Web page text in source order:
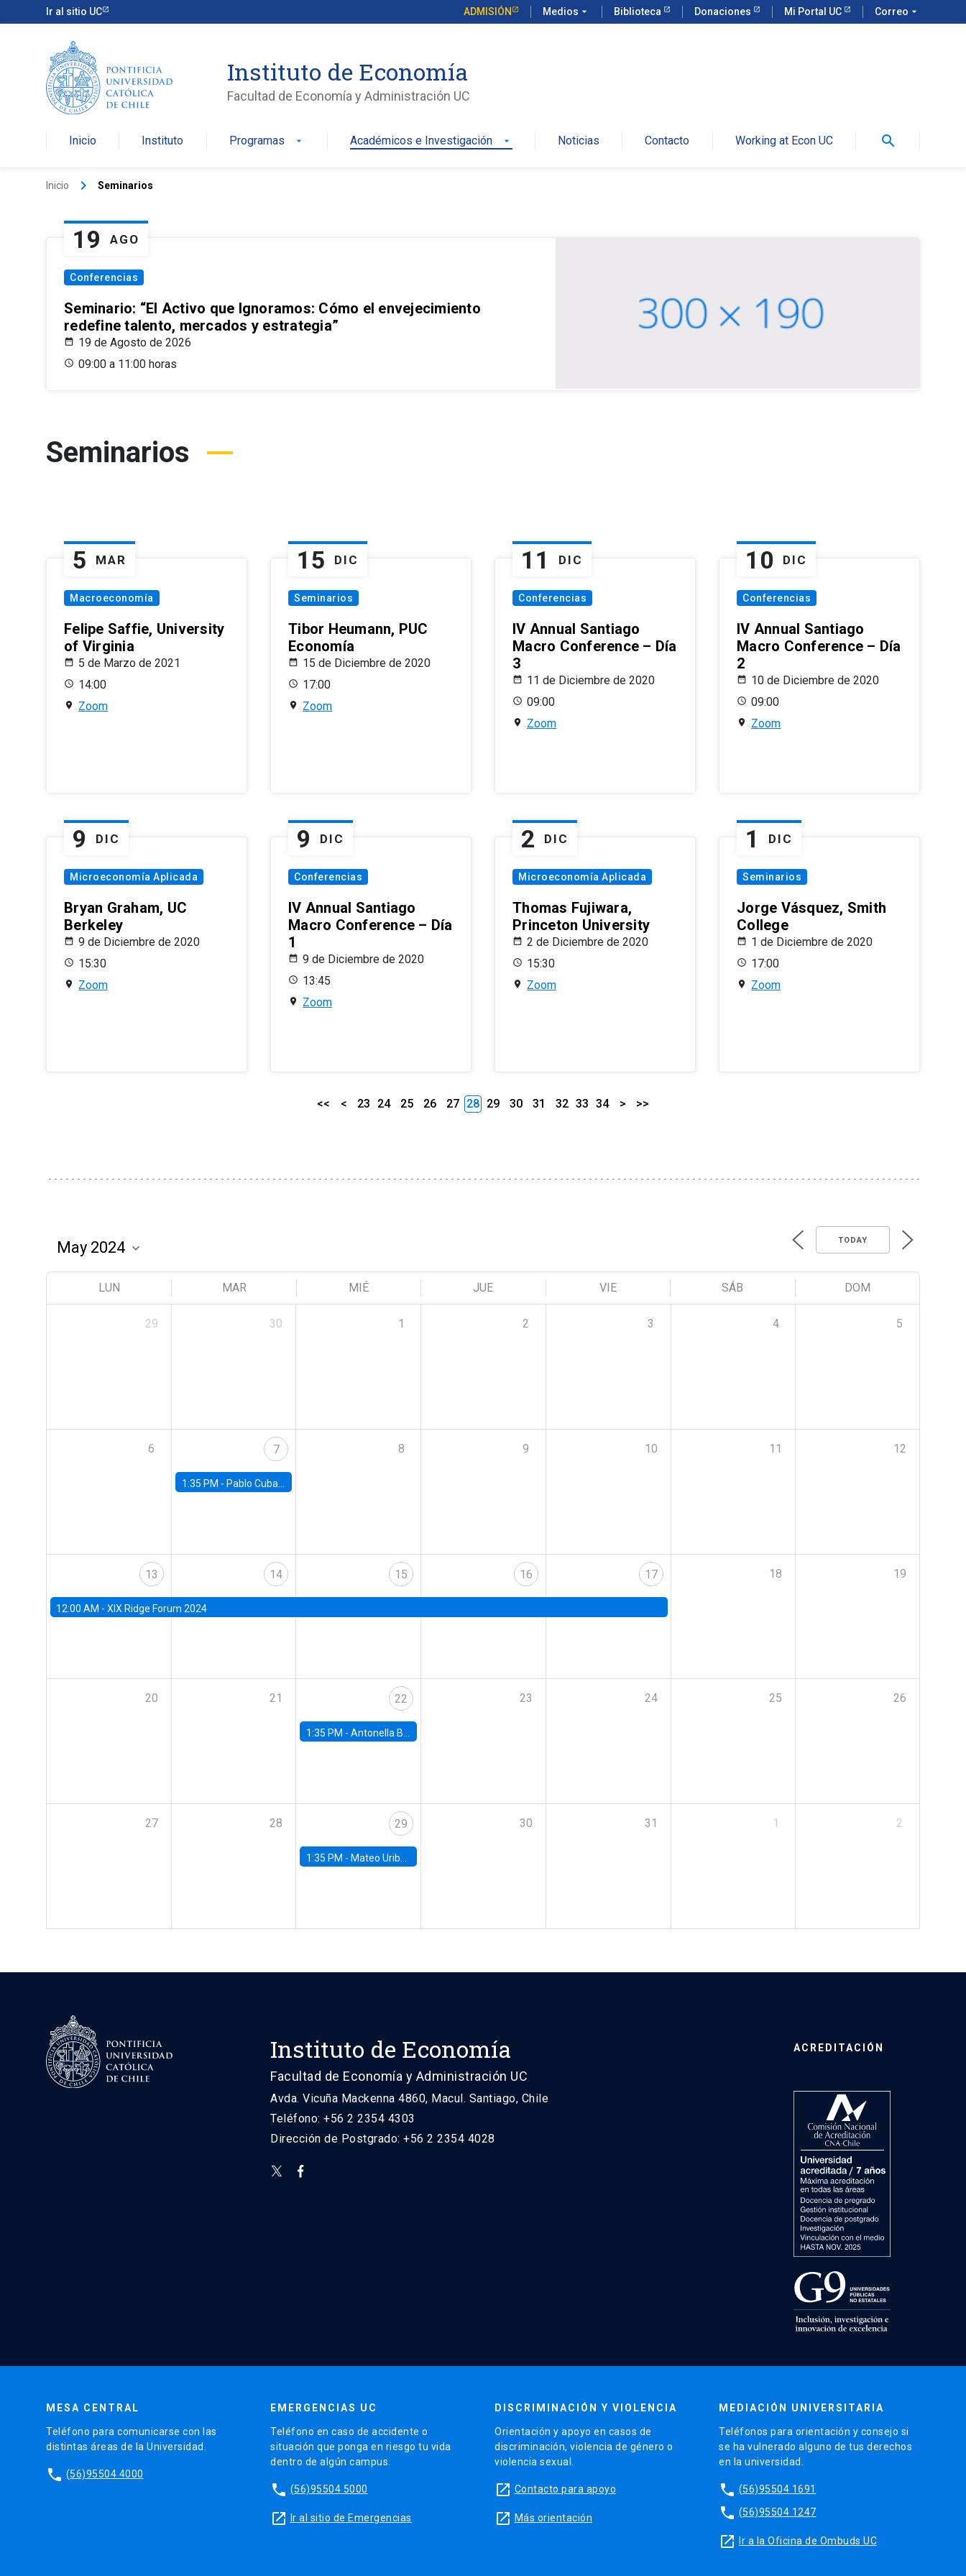
Ir al sitio UC ADMISIÓN Medios arrow_drop_down Biblioteca Donaciones Mi Portal UC Correo arrow_drop_down
Instituto de Economía
Facultad de Economía y Administración UC
Inicio Instituto Programas arrow_drop_down Académicos e Investigación arrow_drop_down Noticias Contacto Working at Econ UC search
Inicio keyboard_arrow_right Seminarios
19 AGO
Conferencias
Seminario: “El Activo que Ignoramos: Cómo el envejecimiento
redefine talento, mercados y estrategia”
19 de Agosto de 2026
09:00 a 11:00 horas
Seminarios
5 MAR
Macroeconomía
Felipe Saffie, University
of Virginia
5 de Marzo de 2021
14:00
Zoom
15 DIC
Seminarios
Tibor Heumann, PUC
Economía
15 de Diciembre de 2020
17:00
Zoom
11 DIC
Conferencias
IV Annual Santiago
Macro Conference – Día
3
11 de Diciembre de 2020
09:00
Zoom
10 DIC
Conferencias
IV Annual Santiago
Macro Conference – Día
2
10 de Diciembre de 2020
09:00
Zoom
9 DIC
Microeconomía Aplicada
Bryan Graham, UC
Berkeley
9 de Diciembre de 2020
15:30
Zoom
9 DIC
Conferencias
IV Annual Santiago
Macro Conference – Día
1
9 de Diciembre de 2020
13:45
Zoom
2 DIC
Microeconomía Aplicada
Thomas Fujiwara,
Princeton University
2 de Diciembre de 2020
15:30
Zoom
1 DIC
Seminarios
Jorge Vásquez, Smith
College
1 de Diciembre de 2020
17:00
Zoom
<< < 23 24 25 26 27 28 29 30 31 32 33 34 > >>
TODAY
LUN MAR MIÉ JUE VIE SÁB DOM
29 30 1 2 3 4 5
6 7
1:35 PM - Pablo Cuba, FED Board
8 9 10 11 12
13
12:00 AM - XIX Ridge Forum 2024
14 15 16 17 18 19
20 21 22
1:35 PM -Antonella Bancalari, Institute for Fiscal Studies (IFS) and Research Associate at University College London (UCL)
23 24 25 26
27 28 29
1:35 PM - Mateo Uribe-Castro, Universidad de los Andes (Colombia)
30 31 1 2
Instituto de Economía
Facultad de Economía y Administración UC
Avda. Vicuña Mackenna 4860, Macul. Santiago, Chile
Teléfono: +56 2 2354 4303
Dirección de Postgrado: +56 2 2354 4028
ACREDITACIÓN
MESA CENTRAL
Teléfono para comunicarse con las
distintas áreas de la Universidad.
phone (56)95504 4000
EMERGENCIAS UC
Teléfono en caso de accidente o
situación que ponga en riesgo tu vida
dentro de algún campus.
phone (56)95504 5000
launch Ir al sitio de Emergencias
DISCRIMINACIÓN Y VIOLENCIA
Orientación y apoyo en casos de
discriminación, violencia de género o
violencia sexual.
launch Contacto para apoyo
launch Más orientación
MEDIACIÓN UNIVERSITARIA
Teléfonos para orientación y consejo si
se ha vulnerado alguno de tus derechos
en la universidad.
phone (56)95504 1691
phone (56)95504 1247
launch Ir a la Oficina de Ombuds UC